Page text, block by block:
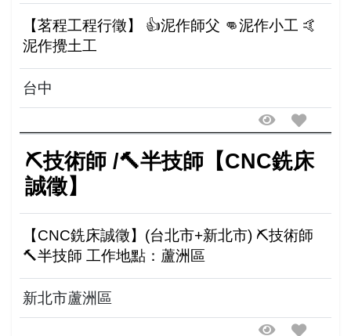
【茗程工程行徵】 👍泥作師父 👊泥作小工 🤙
泥作攪土工
台中
⛏技術師 /🔨半技師【CNC銑床
誠徵】
【CNC銑床誠徵】(台北市+新北市) ⛏技術師
🔨半技師 工作地點：蘆洲區
新北市蘆洲區